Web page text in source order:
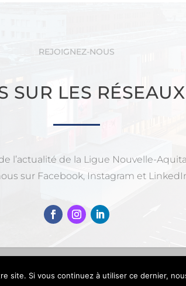
REJOIGNEZ-NOUS
SUR LES
l’actualité de la Ligue Nouvelle-
sur Facebook, Instagram et
site. Si vous continuez à utiliser ce dernier,